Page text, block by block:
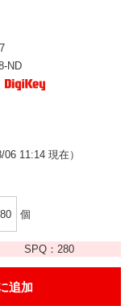
ND
06 11:14 現在）
個
SPQ： 280